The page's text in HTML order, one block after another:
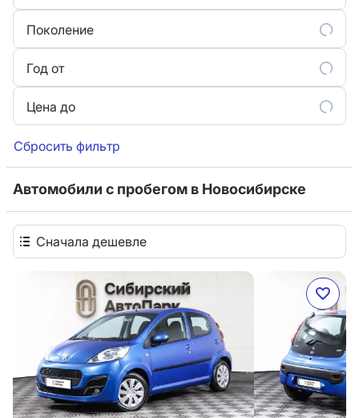
Поколение
Год от
Цена до
Сбросить фильтр
Автомобили с пробегом в Новосибирске
Сначала дешевле